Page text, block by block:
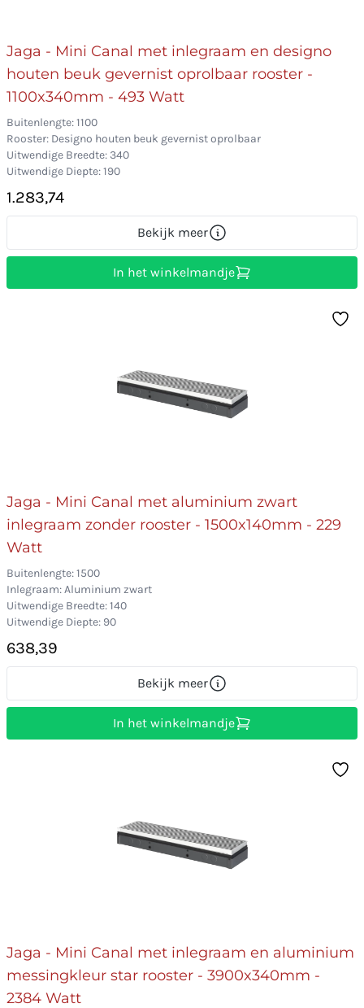
Jaga - Mini Canal met inlegraam en designo
houten beuk gevernist oprolbaar rooster -
1100x340mm - 493 Watt
Buitenlengte: 1100
Rooster: Designo houten beuk gevernist oprolbaar
Uitwendige Breedte: 340
Uitwendige Diepte: 190
1.283,74
Bekijk meer
In het winkelmandje
Jaga - Mini Canal met aluminium zwart
inlegraam zonder rooster - 1500x140mm - 229
Watt
Buitenlengte: 1500
Inlegraam: Aluminium zwart
Uitwendige Breedte: 140
Uitwendige Diepte: 90
638,39
Bekijk meer
In het winkelmandje
Jaga - Mini Canal met inlegraam en aluminium
messingkleur star rooster - 3900x340mm -
2384 Watt